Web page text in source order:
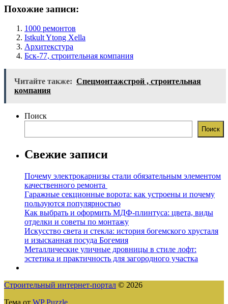
Похожие записи:
1000 ремонтов
Istkult Ytong Xella
Архитекстура
Бск-77, строительная компания
Читайте также: Спецмонтажстрой , строительная
компания
Поиск
Поиск
Свежие записи
Почему электрокарнизы стали обязательным элементом
качественного ремонта
Гаражные секционные ворота: как устроены и почему
пользуются популярностью
Как выбрать и оформить МДФ-плинтуса: цвета, виды
отделки и советы по монтажу
Искусство света и стекла: история богемского хрусталя
и изысканная посуда Богемия
Металлические уличные дровницы в стиле лофт:
эстетика и практичность для загородного участка
Строительный интернет-портал © 2026
Тема от WP Puzzle